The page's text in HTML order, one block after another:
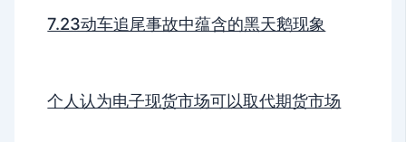
7.23动车追尾事故中蕴含的黑天鹅现象
个人认为电子现货市场可以取代期货市场